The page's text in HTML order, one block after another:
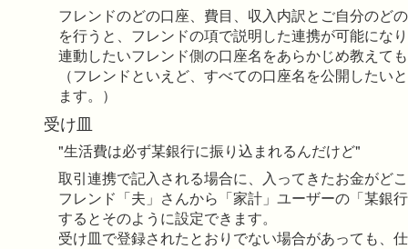
フレンドのどの口座、費目、収入内訳とご自分のど
を行うと、フレンドの項で説明した連携が可能にな
連動したいフレンド側の口座名をあらかじめ教えて
（フレンドといえど、すべての口座名を公開した
ます。）
受け皿
"生活費は必ず某銀行に振り込まれるんだけど"
取引連携で記入される場合に、入ってきたお金がど
フレンド「夫」さんから「家計」ユーザーの「某銀
するとそのように設定できます。
受け皿で登録されたとおりでない場合があっても、